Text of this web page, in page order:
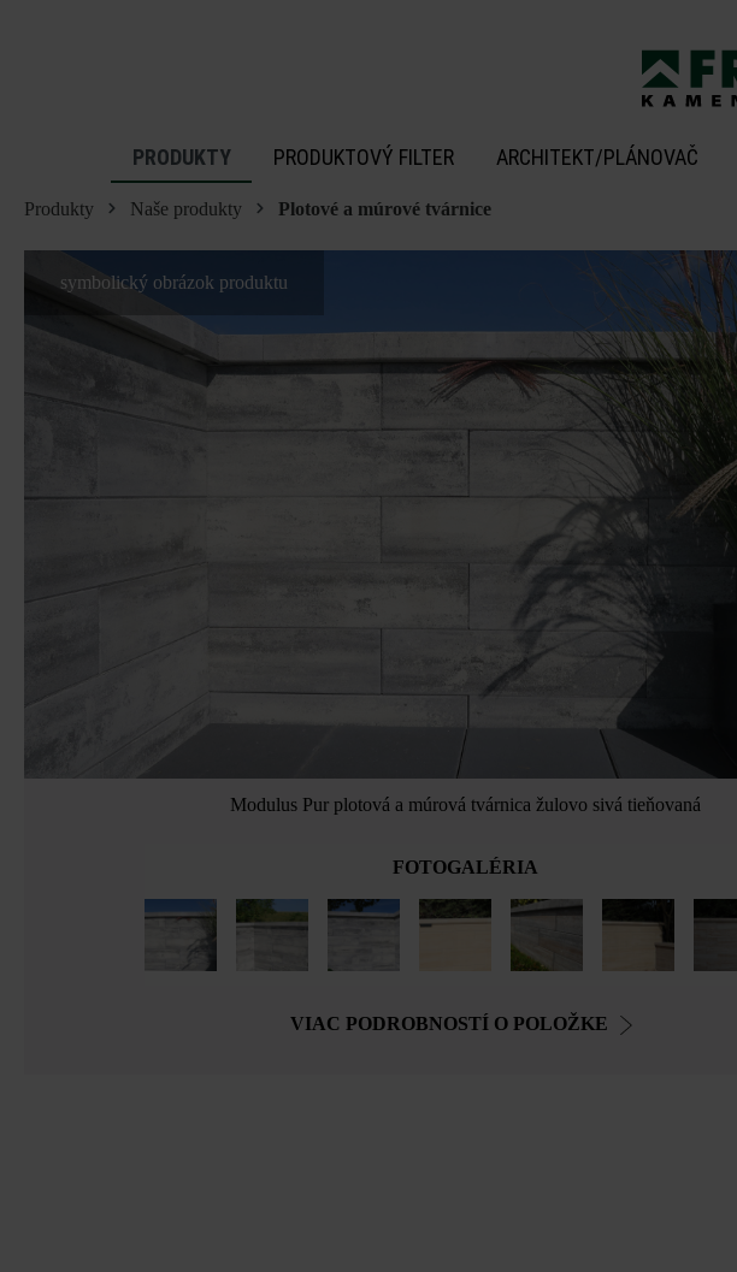
PRODUKTY PRODUKTOVÝ FILTER ARCHITEKT/PLÁNOVAČ
Produkty Naše produkty Plotové a múrové tvárnice
Modulus Pur plotová a múrová tvárnica žulovo sivá tieňovaná
symbolický obrázok produktu
FOTOGALÉRIA
VIAC PODROBNOSTÍ O POLOŽKE